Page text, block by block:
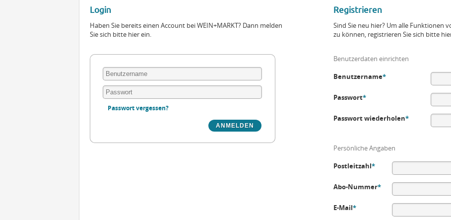
Login
Haben Sie bereits einen Account bei WEIN+MARKT? Dann melden
Sie sich bitte hier ein.
Passwort vergessen?
Registrieren
Sind Sie neu hier? Um alle Funktionen
zu können, registrieren Sie sich bitte
Benutzerdaten einrichten
Benutzername*
Passwort*
Passwort wiederholen*
Persönliche Angaben
Postleitzahl*
Abo-Nummer*
E-Mail*